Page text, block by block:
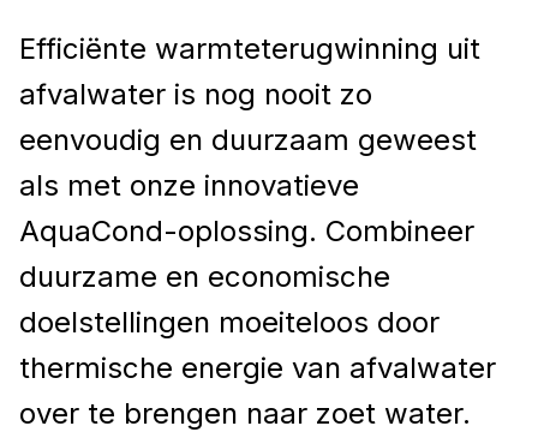
Efficiënte warmteterugwinning uit
afvalwater is nog nooit zo
eenvoudig en duurzaam geweest
als met onze innovatieve
AquaCond-oplossing. Combineer
duurzame en economische
doelstellingen moeiteloos door
thermische energie van afvalwater
over te brengen naar zoet water.